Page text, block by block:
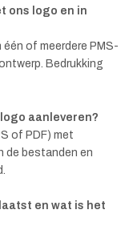
ons logo en in
of meerdere PMS-
Bedrukking
aanleveren?
of PDF) met
de bestanden en
en wat is het